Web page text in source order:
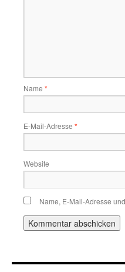
Name *
E-Mail-Adresse *
Website
Name, E-Mail-Adresse